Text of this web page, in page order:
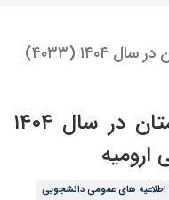
اطلاعیه برگزاری حضوری ترم تابستان در سال ۱۴۰۴ (۴۰۳۳)
برگزاری حضوری ترم تابستان در سال ۱۴۰۴
اطلاعیه های عمومی دانشجویی